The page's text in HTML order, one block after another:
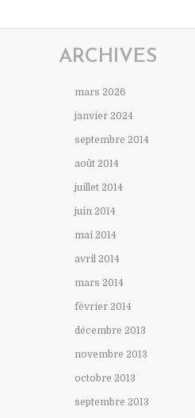
ARCHIVES
mars 2026
janvier 2024
septembre 2014
août 2014
juillet 2014
juin 2014
mai 2014
avril 2014
mars 2014
février 2014
décembre 2013
novembre 2013
octobre 2013
septembre 2013